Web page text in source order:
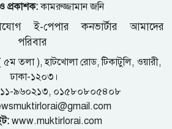
প্রকাশক:কামরুজ্জামান জনি
ই-পেপার কনভার্টার
আমাদের
পরিবার
তলা ), হাটখোলা রোড, টিকাটুলি, ওয়ারী,
ঢাকা-১২০৩।
৯৬০২১৩, ০১৫৮০৮০৫৪০৮
www.muktirlorai.com